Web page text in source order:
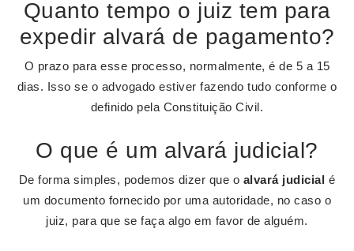
Quanto tempo o juiz tem para
expedir alvará de pagamento?
O prazo para esse processo, normalmente, é de 5 a 15
dias. Isso se o advogado estiver fazendo tudo conforme o
definido pela Constituição Civil.
O que é um alvará judicial?
De forma simples, podemos dizer que o alvará judicial é
um documento fornecido por uma autoridade, no caso o
juiz, para que se faça algo em favor de alguém.